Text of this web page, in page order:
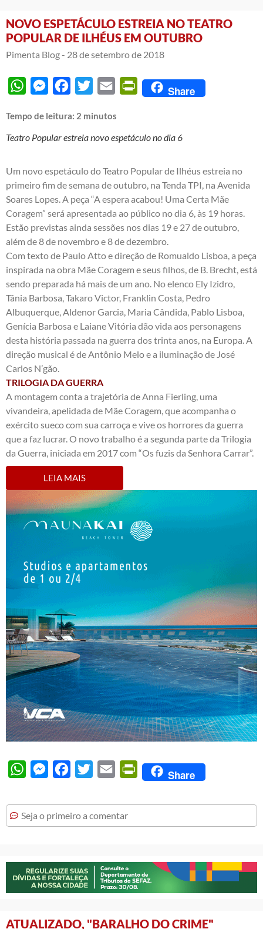
NOVO ESPETÁCULO ESTREIA NO TEATRO
POPULAR DE ILHÉUS EM OUTUBRO
Pimenta Blog - 28 de setembro de 2018
WhatsAppMessengerFacebook
Twitter Email PrintFriendly
Share
Tempo de leitura: 2 minutos
Teatro Popular estreia novo espetáculo no dia 6
Um novo espetáculo do Teatro Popular de Ilhéus estreia no
primeiro fim de semana de outubro, na Tenda TPI, na Avenida
Soares Lopes. A peça “A espera acabou! Uma Certa Mãe
Coragem” será apresentada ao público no dia 6, às 19 horas.
Estão previstas ainda sessões nos dias 19 e 27 de outubro,
além de 8 de novembro e 8 de dezembro.
Com texto de Paulo Atto e direção de Romualdo Lisboa, a peça
inspirada na obra Mãe Coragem e seus filhos, de B. Brecht, está
sendo preparada há mais de um ano. No elenco Ely Izidro,
Tânia Barbosa, Takaro Victor, Franklin Costa, Pedro
Albuquerque, Aldenor Garcia, Maria Cândida, Pablo Lisboa,
Genícia Barbosa e Laiane Vitória dão vida aos personagens
desta história passada na guerra dos trinta anos, na Europa. A
direção musical é de Antônio Melo e a iluminação de José
Carlos N’gão.
TRILOGIA DA GUERRA
A montagem conta a trajetória de Anna Fierling, uma
vivandeira, apelidada de Mãe Coragem, que acompanha o
exército sueco com sua carroça e vive os horrores da guerra
que a faz lucrar. O novo trabalho é a segunda parte da Trilogia
da Guerra, iniciada em 2017 com “Os fuzis da Senhora Carrar”.
LEIA MAIS
WhatsAppMessengerFacebook
Twitter Email PrintFriendly
Share
Seja o primeiro a comentar
ATUALIZADO, "BARALHO DO CRIME"